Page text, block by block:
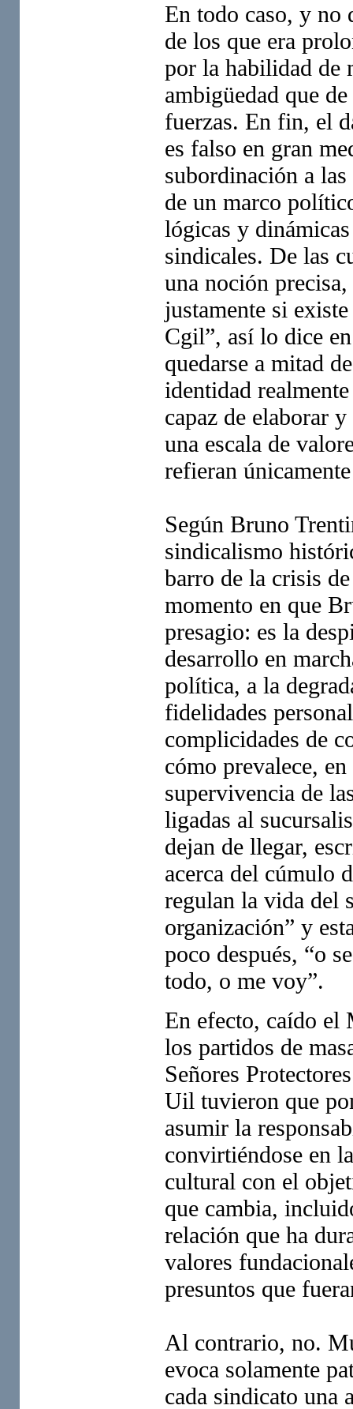
En todo caso, y no
de los que era
por la habilidad de
ambigüedad que
fuerzas. En fin, el
es falso en gran
subordinación a
de un marco
lógicas y
sindicales. De las
una noción
justamente si
Cgil”, así lo dice
quedarse a mitad
identidad
capaz de elaborar
una escala de
refieran
Según Bruno
sindicalismo
barro de la crisis
momento en que
presagio: es la
desarrollo en
política, a la
fidelidades
complicidades de
cómo prevalece,
supervivencia de
ligadas al
dejan de llegar,
acerca del cúmulo
regulan la vida del
organización” y
poco después, “o
todo, o me voy”.
En efecto, caído el
los partidos de
Señores
Uil tuvieron que
asumir la
convirtiéndose en
cultural con el
que cambia,
relación que ha
valores
presuntos que
Al contrario, no.
evoca solamente
cada sindicato una